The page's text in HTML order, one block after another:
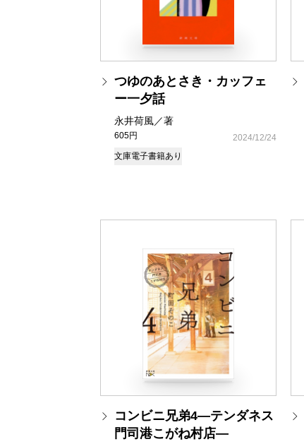
つゆのあとさき・カッフェ
ー一夕話
永井荷風／著
605円
2024/12/24
文庫電子書籍あり
コンビニ兄弟4―テンダネス
門司港こがね村店―